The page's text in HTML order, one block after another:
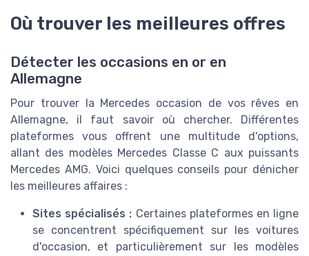
Où trouver les meilleures offres
Détecter les occasions en or en
Allemagne
Pour trouver la Mercedes occasion de vos rêves en
Allemagne, il faut savoir où chercher. Différentes
plateformes vous offrent une multitude d'options,
allant des modèles Mercedes Classe C aux puissants
Mercedes AMG. Voici quelques conseils pour dénicher
les meilleures affaires :
Sites spécialisés : Certaines plateformes en ligne
se concentrent spécifiquement sur les voitures
d'occasion, et particulièrement sur les modèles